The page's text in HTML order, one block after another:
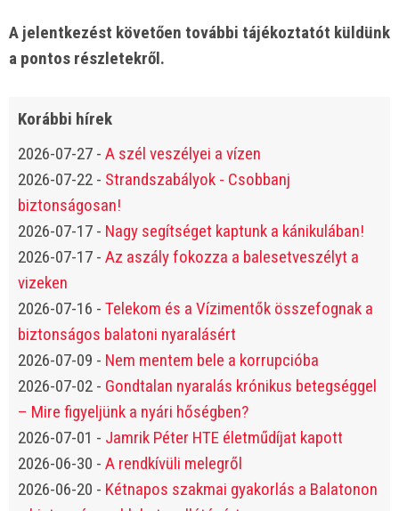
A jelentkezést követően további tájékoztatót küldünk
a pontos részletekről.
Korábbi hírek
2026-07-27 - A szél veszélyei a vízen
2026-07-22 - Strandszabályok - Csobbanj
biztonságosan!
2026-07-17 - Nagy segítséget kaptunk a kánikulában!
2026-07-17 - Az aszály fokozza a balesetveszélyt a
vizeken
2026-07-16 - Telekom és a Vízimentők összefognak a
biztonságos balatoni nyaralásért
2026-07-09 - Nem mentem bele a korrupcióba
2026-07-02 - Gondtalan nyaralás krónikus betegséggel
– Mire figyeljünk a nyári hőségben?
2026-07-01 - Jamrik Péter HTE életműdíjat kapott
2026-06-30 - A rendkívüli melegről
2026-06-20 - Kétnapos szakmai gyakorlás a Balatonon